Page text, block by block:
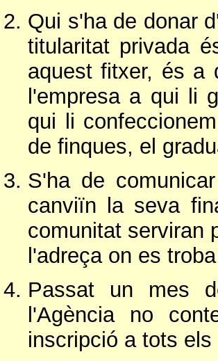
Qui s'ha de donar
titularitat privada
aquest fitxer, és a
l'empresa a qui li
qui li
de finques, el
S'ha de
canviïn la seva
comunitat serviran
l'adreça on es
Passat un mes
l'Agència no
inscripció a tots